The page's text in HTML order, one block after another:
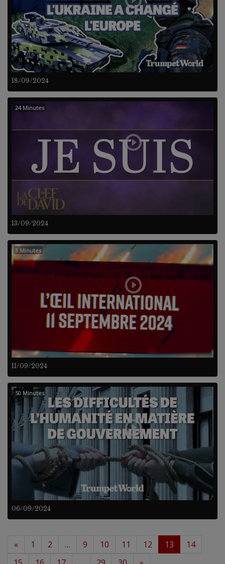
18/09/2024
13/09/2024
24 Minutes
11/09/2024
3 Minutes
06/09/2024
50 Minutes
« 1 2 … 9 10 11 12 13
14